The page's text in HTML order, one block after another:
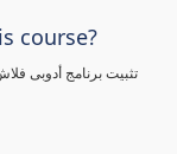
course?